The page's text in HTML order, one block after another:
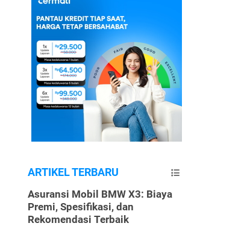
ARTIKEL TERBARU
Asuransi Mobil BMW X3: Biaya
Premi, Spesifikasi, dan
Rekomendasi Terbaik